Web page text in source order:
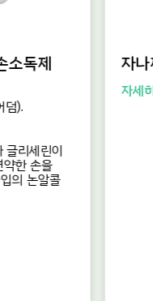
소독제
덤).
글리세린이
한 손을
의 논알콜
자
자세